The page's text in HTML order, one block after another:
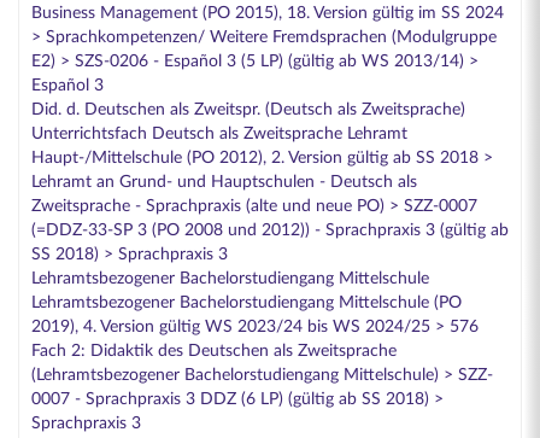
Business Management (PO 2015), 18. Version gültig im SS 2024
> Sprachkompetenzen/ Weitere Fremdsprachen (Modulgruppe
E2) > SZS-0206 - Español 3 (5 LP) (gültig ab WS 2013/14) >
Español 3
Did. d. Deutschen als Zweitspr. (Deutsch als Zweitsprache)
Unterrichtsfach Deutsch als Zweitsprache Lehramt
Haupt-/Mittelschule (PO 2012), 2. Version gültig ab SS 2018 >
Lehramt an Grund- und Hauptschulen - Deutsch als
Zweitsprache - Sprachpraxis (alte und neue PO) > SZZ-0007
(=DDZ-33-SP 3 (PO 2008 und 2012)) - Sprachpraxis 3 (gültig ab
SS 2018) > Sprachpraxis 3
Lehramtsbezogener Bachelorstudiengang Mittelschule
Lehramtsbezogener Bachelorstudiengang Mittelschule (PO
2019), 4. Version gültig WS 2023/24 bis WS 2024/25 > 576
Fach 2: Didaktik des Deutschen als Zweitsprache
(Lehramtsbezogener Bachelorstudiengang Mittelschule) > SZZ-
0007 - Sprachpraxis 3 DDZ (6 LP) (gültig ab SS 2018) >
Sprachpraxis 3